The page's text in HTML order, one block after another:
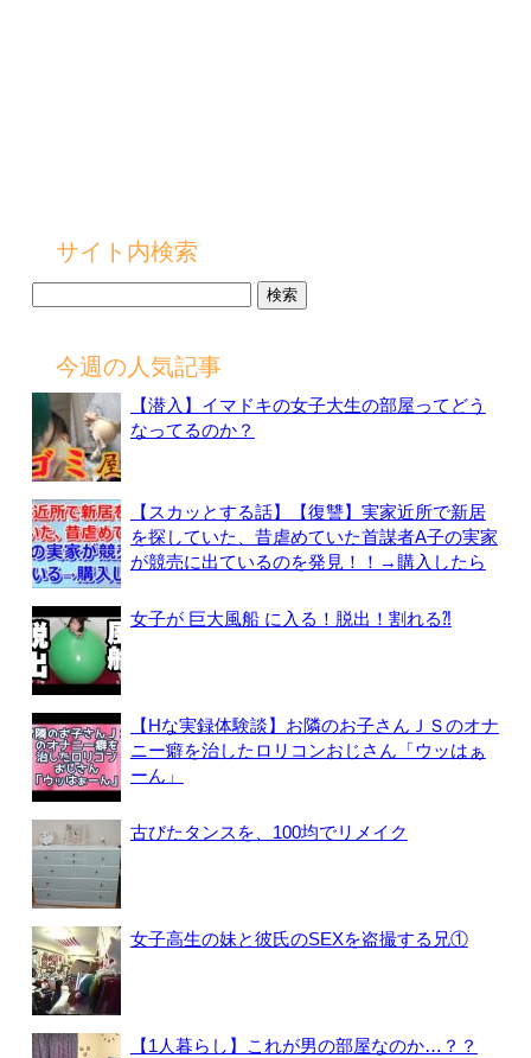
サイト内検索
今週の人気記事
【潜入】イマドキの女子大生の部屋ってどう
なってるのか？
【スカッとする話】【復讐】実家近所で新居
を探していた、昔虐めていた首謀者A子の実家
が競売に出ているのを発見！！→購入したら
女子が 巨大風船 に入る！脱出！割れる⁈
【Hな実録体験談】お隣のお子さんＪＳのオナ
ニー癖を治したロリコンおじさん「ウッはぁ
ーん」
古びたタンスを、100均でリメイク
女子高生の妹と彼氏のSEXを盗撮する兄①
【1人暮らし】これが男の部屋なのか…？？